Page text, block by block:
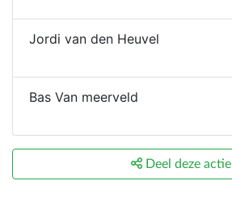
Jordi van den Heuvel
Bas Van meerveld
Deel deze actie